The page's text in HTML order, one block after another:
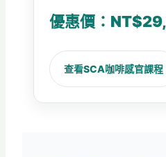
優惠價：
查看SCA咖啡感官課程